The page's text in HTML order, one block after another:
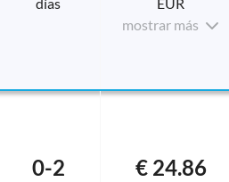
mostrar más
0-2 € 24.86